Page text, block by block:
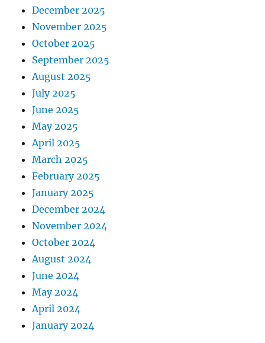
December 2025
November 2025
October 2025
September 2025
August 2025
July 2025
June 2025
May 2025
April 2025
March 2025
February 2025
January 2025
December 2024
November 2024
October 2024
August 2024
June 2024
May 2024
April 2024
January 2024